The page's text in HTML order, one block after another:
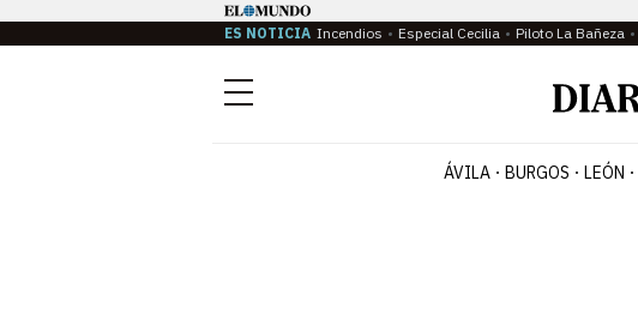
ES NOTICIA Incendios Especial Cecilia Piloto La Bañeza
Menú
ÁVILA BURGOS LEÓN